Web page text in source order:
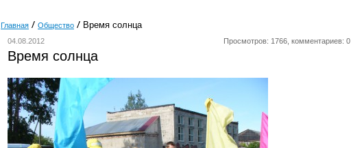
Главная Общество Время солнца
04.08.2012 Просмотров: 1766, комментариев: 0
Время солнца